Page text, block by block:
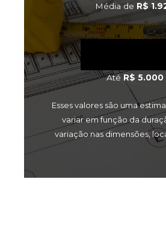
Média de R$
AtéR$ 5.000
Esses valores são uma
variar em função da
variação nas dimensões,